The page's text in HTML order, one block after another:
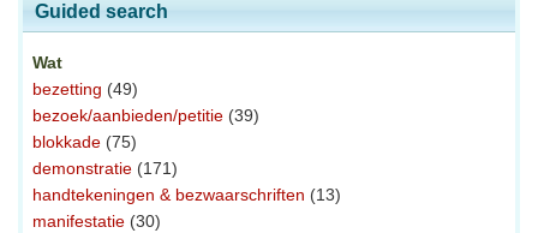
Guided search
Wat
bezetting (49)
bezoek/aanbieden/petitie (39)
blokkade (75)
demonstratie (171)
handtekeningen & bezwaarschriften (13)
manifestatie (30)